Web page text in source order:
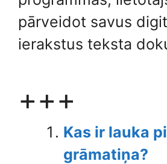
pārveidot savus
ierakstus teksta
+++
Kas ir lauka
grāmatiņa?